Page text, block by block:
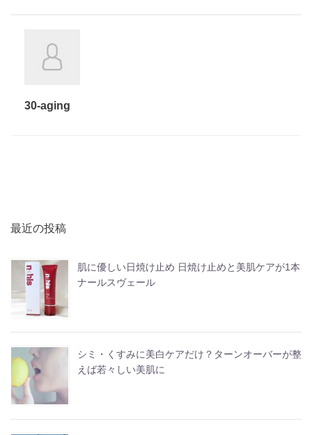
30-aging
最近の投稿
肌に優しい日焼け止め 日焼け止めと美肌ケアが1本
ナールスヴェール
シミ・くすみに美白ケアだけ？ターンオーバーが整
えば若々しい美肌に